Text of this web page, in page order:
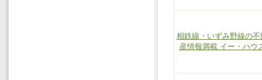
相鉄線・いずみ野線の不
産情報満載 イー・ハウ